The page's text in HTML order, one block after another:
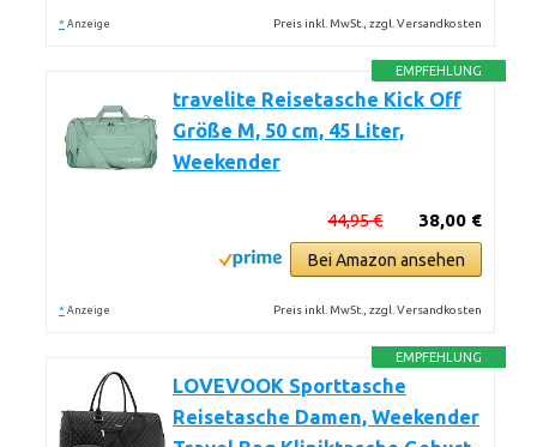
* Anzeige Preis inkl. MwSt., zzgl. Versandkosten
EMPFEHLUNG
travelite Reisetasche Kick Off
Größe M, 50 cm, 45 Liter,
Weekender
38,00 €
44,95 €
Bei Amazon ansehen
* Anzeige Preis inkl. MwSt., zzgl. Versandkosten
EMPFEHLUNG
LOVEVOOK Sporttasche
Reisetasche Damen, Weekender